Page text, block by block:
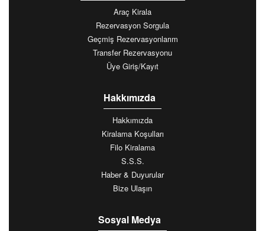
Araç Kirala
Rezervasyon Sorgula
Geçmiş Rezervasyonlarım
Transfer Rezervasyonu
Üye Giriş/Kayıt
Hakkımızda
Hakkımızda
Kiralama Koşulları
Filo Kiralama
S.S.S.
Haber & Duyurular
Bize Ulaşın
Sosyal Medya